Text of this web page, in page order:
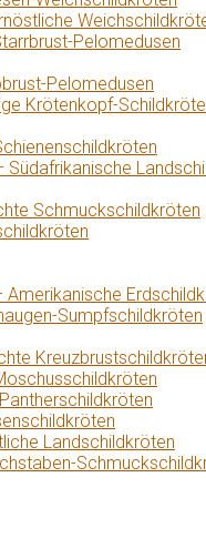
Pelomedusen
Pelomedusen
Krötenkopf-
Schmuckschildkröten
Sumpfschildkröten
Landschildkröten